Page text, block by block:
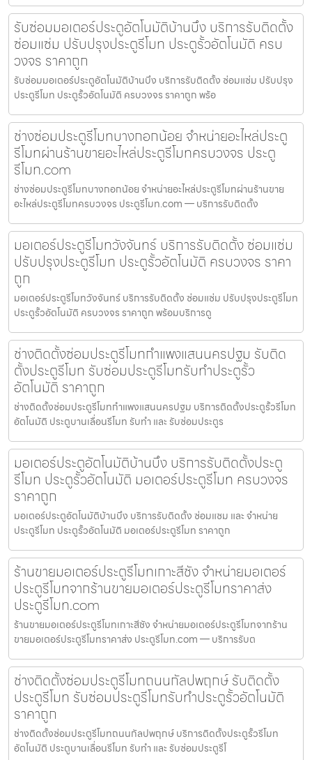
รับซ่อมมอเตอร์ประตูอัตโนมัติบ้านบึง บริการรับติดตั้ง
ซ่อมแซ่ม ปรับปรุงประตูรีโมท ประตูรั้วอัตโนมัติ ครบ
วงจร ราคาถูก
รับซ่อมมอเตอร์ประตูอัตโนมัติบ้านบึง บริการรับติดตั้ง ซ่อมแซ่ม ปรับปรุง
ประตูรีโมท ประตูรั้วอัตโนมัติ ครบวงจร ราคาถูก พร้อ
ช่างซ่อมประตูรีโมทบางกอกน้อย จำหน่ายอะไหล่ประตู
รีโมทผ่านร้านขายอะไหล่ประตูรีโมทครบวงจร ประตู
รีโมท.com
ช่างซ่อมประตูรีโมทบางกอกน้อย จำหน่ายอะไหล่ประตูรีโมทผ่านร้านขาย
อะไหล่ประตูรีโมทครบวงจร ประตูรีโมท.com — บริการรับติดตั้ง
มอเตอร์ประตูรีโมทวังจันทร์ บริการรับติดตั้ง ซ่อมแซ่ม
ปรับปรุงประตูรีโมท ประตูรั้วอัตโนมัติ ครบวงจร ราคา
ถูก
มอเตอร์ประตูรีโมทวังจันทร์ บริการรับติดตั้ง ซ่อมแซ่ม ปรับปรุงประตูรีโมท
ประตูรั้วอัตโนมัติ ครบวงจร ราคาถูก พร้อมบริการดู
ช่างติดตั้งซ่อมประตูรีโมทกำแพงแสนนครปฐม รับติด
ตั้งประตูรีโมท รับซ่อมประตูรีโมทรับทำประตูรั้ว
อัตโนมัติ ราคาถูก
ช่างติดตั้งซ่อมประตูรีโมทกำแพงแสนนครปฐม บริการติดตั้งประตูรั้วรีโมท
อัตโนมัติ ประตูบานเลื่อนรีโมท รับทำ และ รับซ่อมประตูร
มอเตอร์ประตูอัตโนมัติบ้านบึง บริการรับติดตั้งประตู
รีโมท ประตูรั้วอัตโนมัติ มอเตอร์ประตูรีโมท ครบวงจร
ราคาถูก
มอเตอร์ประตูอัตโนมัติบ้านบึง บริการรับติดตั้ง ซ่อมแซม และ จำหน่าย
ประตูรีโมท ประตูรั้วอัตโนมัติ มอเตอร์ประตูรีโมท ราคาถูก
ร้านขายมอเตอร์ประตูรีโมทเกาะสีชัง จำหน่ายมอเตอร์
ประตูรีโมทจากร้านขายมอเตอร์ประตูรีโมทราคาส่ง
ประตูรีโมท.com
ร้านขายมอเตอร์ประตูรีโมทเกาะสีชัง จำหน่ายมอเตอร์ประตูรีโมทจากร้าน
ขายมอเตอร์ประตูรีโมทราคาส่ง ประตูรีโมท.com — บริการรับต
ช่างติดตั้งซ่อมประตูรีโมทถนนกัลปพฤกษ์ รับติดตั้ง
ประตูรีโมท รับซ่อมประตูรีโมทรับทำประตูรั้วอัตโนมัติ
ราคาถูก
ช่างติดตั้งซ่อมประตูรีโมทถนนกัลปพฤกษ์ บริการติดตั้งประตูรั้วรีโมท
อัตโนมัติ ประตูบานเลื่อนรีโมท รับทำ และ รับซ่อมประตูรีโ